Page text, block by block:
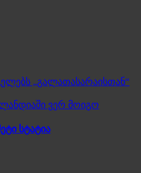
„გალათასარაისთან“
ვერ მოიგო
სტატია